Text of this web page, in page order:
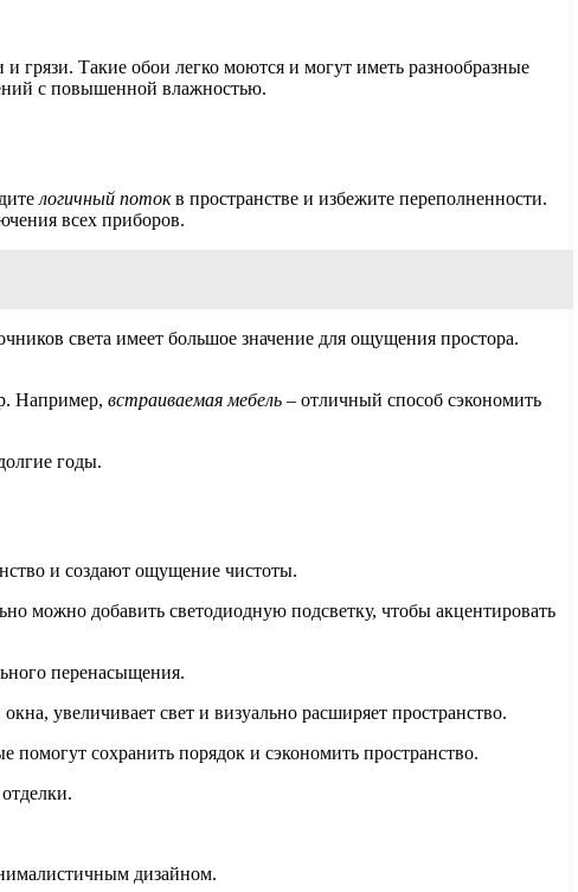
Такие обои легко моются и могут иметь разнообразные
с повышенной влажностью.
логичный потокв пространстве и избежите переполненности.
всех приборов.
света имеет большое значение для ощущения простора.
Например, встраиваемая мебель – отличный способ сэкономить
годы.
и создают ощущение чистоты.
можно добавить светодиодную подсветку, чтобы акцентировать
перенасыщения.
увеличивает свет и визуально расширяет пространство.
сохранить порядок и сэкономить пространство.
дизайном.